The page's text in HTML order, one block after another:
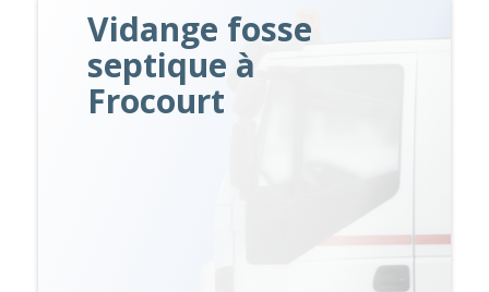
Vidange fosse
septique à
Frocourt